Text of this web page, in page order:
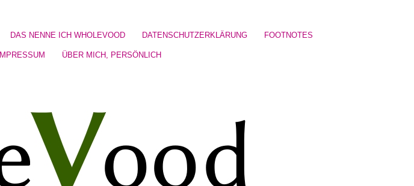
DAS NENNE ICH WHOLEVOOD DATENSCHUTZERKLÄRUNG FOOTNOTES
IMPRESSUM ÜBER MICH, PERSÖNLICH